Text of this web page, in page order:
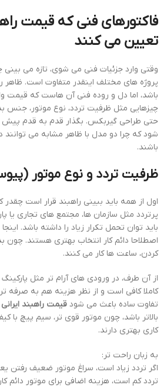
فاکتورهای فنی که قیمت
تعیین می کنند
وقتی وارد جزئیات فنی می شوی، تازه می بینی
پروژه های مختلف اینقدر متفاوت است. ظاهر
باشد، اما دل و روده فنی آن هاست که قیمت
چیزهایی مثل ظرفیت تردد، نوع موتور، جنس
حتی طراحی گیربکس. بگذار قدم به قدم پیش
شود که چرا دو مدل با ظاهر مشابه می
باشند.
ظرفیت تردد و نوع موتور
اول از همه باید ببینی راهبند قرار است چقدر
پرتردد مثل سازمان ها، مجتمع های تجاری یا
باید توان تحمل تکرار زیاد را داشته باشد.
اصطلاحا دائم کار انتخاب بهتری هستند.
کردن، ساعت ها کار می کنند.
از آن طرف، در ورودی های آرام تر مثل
کاملا کافی است و از نظر هزینه هم به صرفه
تفاوت ساده باعث می شود قیمت راهبند ایرانی
بالاتر باشد، چون موتور قوی تر، سیم پیچ
کاری بهتری دارند.
به زبان راحت تر:
اگر تردد زیاد است، سراغ موتور ضعیف رفتن
تردد کم است، هزینه اضافی برای موتور دائم